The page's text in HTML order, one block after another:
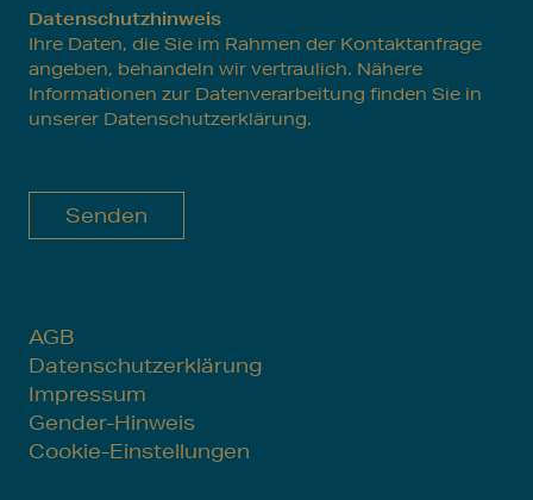
Datenschutzhinweis
Ihre Daten, die Sie im Rahmen der Kontaktanfrage
angeben, behandeln wir vertraulich. Nähere
Informationen zur Datenverarbeitung finden Sie in
unserer Datenschutzerklärung.
Senden
AGB
Datenschutzerklärung
Impressum
Gender-Hinweis
Cookie-Einstellungen